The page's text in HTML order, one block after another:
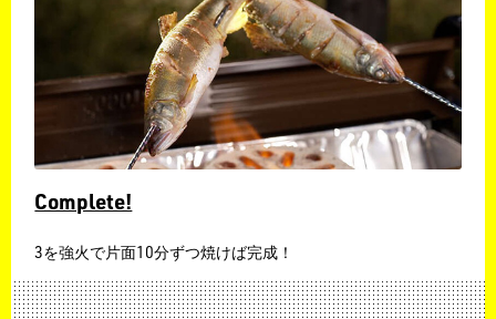
Complete!
​3を強火で片面10分ずつ焼けば完成！